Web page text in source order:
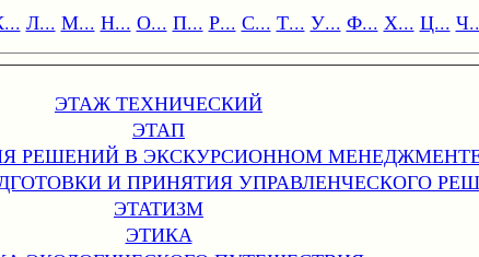
Л... М... Н... О... П... Р... С... Т... У... Ф... Х... Ц...
ЭТАЖ ТЕХНИЧЕСКИЙ
ЭТАП
РЕШЕНИЙ В ЭКСКУРСИОННОМ
И ПРИНЯТИЯ УПРАВЛЕНЧЕСКОГО
ЭТАТИЗМ
ЭТИКА